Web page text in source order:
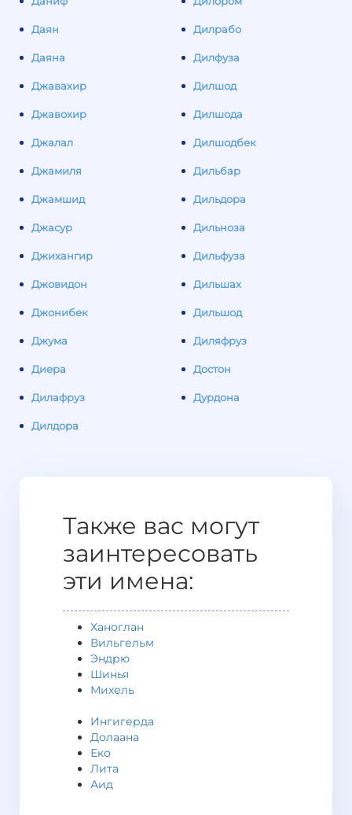
Даян
Даяна
Джавахир
Джавохир
Джалал
Джамиля
Джамшид
Джасур
Джихангир
Джовидон
Джонибек
Джума
Диера
Дилафруз
Дилдора
Дилрабо
Дилфуза
Дилшод
Дилшода
Дилшодбек
Дильбар
Дильдора
Дильноза
Дильфуза
Дильшах
Дильшод
Диляфруз
Достон
Дурдона
Также вас могут
заинтересовать
эти имена:
Ханоглан
Вильгельм
Эндрю
Шинья
Михель
Ингигерда
Долаана
Еко
Лита
Аид